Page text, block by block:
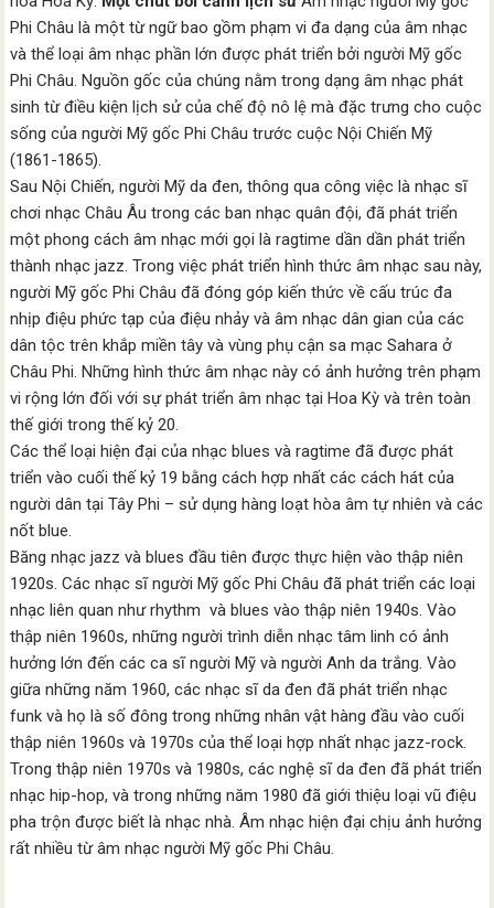
Phi Châu là một từ ngữ bao gồm phạm vi đa dạng của âm nhạc
và thể loại âm nhạc phần lớn được phát triển bởi người Mỹ gốc
Phi Châu. Nguồn gốc của chúng nằm trong dạng âm nhạc phát
sinh từ điều kiện lịch sử của chế độ nô lệ mà đặc trưng cho cuộc
sống của người Mỹ gốc Phi Châu trước cuộc Nội Chiến Mỹ
(1861-1865).
Sau Nội Chiến, người Mỹ da đen, thông qua công việc là nhạc sĩ
chơi nhạc Châu Âu trong các ban nhạc quân đội, đã phát triển
một phong cách âm nhạc mới gọi là ragtime dần dần phát triển
thành nhạc jazz. Trong việc phát triển hình thức âm nhạc sau này,
người Mỹ gốc Phi Châu đã đóng góp kiến thức về cấu trúc đa
nhịp điệu phức tạp của điệu nhảy và âm nhạc dân gian của các
dân tộc trên khắp miền tây và vùng phụ cận sa mạc Sahara ở
Châu Phi. Những hình thức âm nhạc này có ảnh hưởng trên phạm
vi rộng lớn đối với sự phát triển âm nhạc tại Hoa Kỳ và trên toàn
thế giới trong thế kỷ 20.
Các thể loại hiện đại của nhạc blues và ragtime đã được phát
triển vào cuối thế kỷ 19 bằng cách hợp nhất các cách hát của
người dân tại Tây Phi – sử dụng hàng loạt hòa âm tự nhiên và các
nốt blue.
Băng nhạc jazz và blues đầu tiên được thực hiện vào thập niên
1920s. Các nhạc sĩ người Mỹ gốc Phi Châu đã phát triển các loại
nhạc liên quan như rhythm và blues vào thập niên 1940s. Vào
thập niên 1960s, những người trình diễn nhạc tâm linh có ảnh
hưởng lớn đến các ca sĩ người Mỹ và người Anh da trắng. Vào
giữa những năm 1960, các nhạc sĩ da đen đã phát triển nhạc
funk và họ là số đông trong những nhân vật hàng đầu vào cuối
thập niên 1960s và 1970s của thể loại hợp nhất nhạc jazz-rock.
Trong thập niên 1970s và 1980s, các nghệ sĩ da đen đã phát triển
nhạc hip-hop, và trong những năm 1980 đã giới thiệu loại vũ điệu
pha trộn được biết là nhạc nhà. Âm nhạc hiện đại chịu ảnh hưởng
rất nhiều từ âm nhạc người Mỹ gốc Phi Châu.